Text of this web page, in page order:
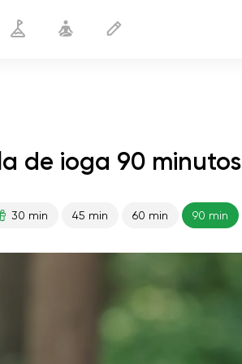
de ioga 90 minutos
30 min 45 min 60 min 90 min